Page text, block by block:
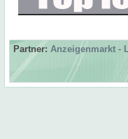
Partner: Anzeigenmarkt -